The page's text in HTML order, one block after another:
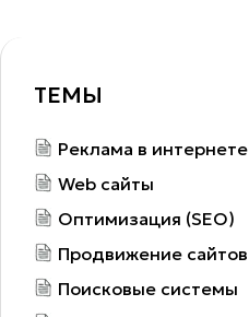
ТЕМЫ
Реклама в интернете
Web сайты
Оптимизация (SEO)
Продвижение сайтов
Поисковые системы